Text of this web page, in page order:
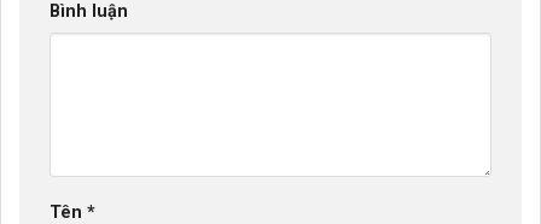
Bình luận
Tên *